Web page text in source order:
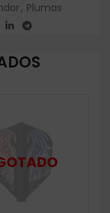
, Plumas